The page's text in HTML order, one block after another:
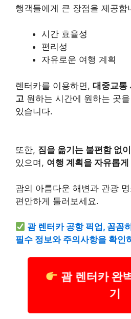
행객들에게 큰 장점을 제공합
시간 효율성
편리성
자유로운 여행 계획
렌터카를 이용하면, 대중교통
고 원하는 시간에 원하는 곳
있습니다.
또한, 짐을 옮기는 불편함 없이
있으며, 여행 계획을 자유롭게
괌의 아름다운 해변과 관광
편안하게 둘러보세요.
괌 렌터카 공항 픽업, 꼼꼼
필수 정보와 주의사항을 확인
괌 렌터카 완
기